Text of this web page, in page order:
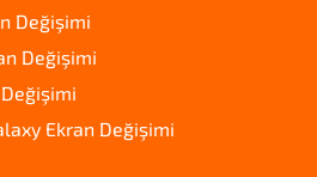
Değişimi
Değişimi
Ekran Değişimi